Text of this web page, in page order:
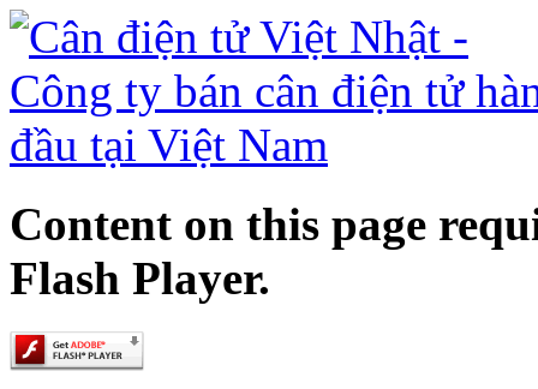
Content on this page
Flash Player.